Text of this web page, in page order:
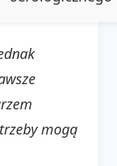
mogą